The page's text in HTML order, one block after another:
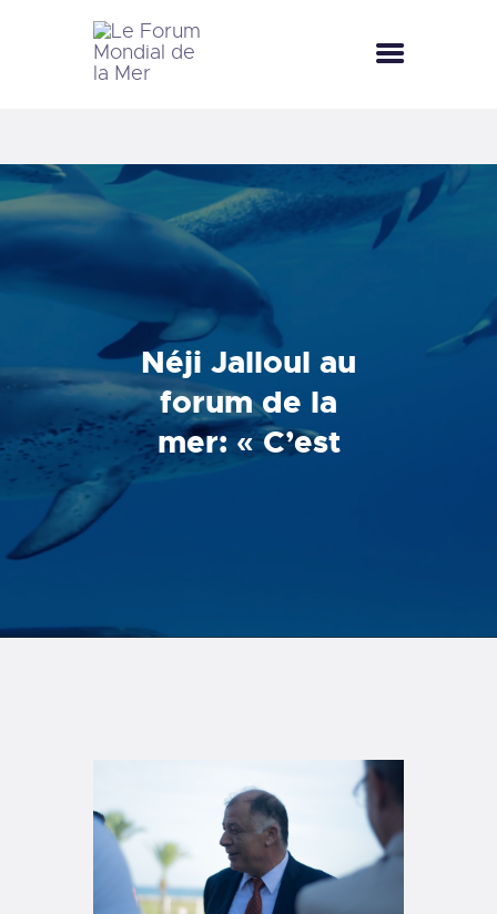
Néji Jalloul au
forum de la
mer: « C’est
LE FORUM MONDIAL DE LA MER
FÊTES DE LA MER
LE CLUB BLEU
LA SAISON BLEUE
MÉDIATHÈQUE
DOCUMENTATION
CONTACT